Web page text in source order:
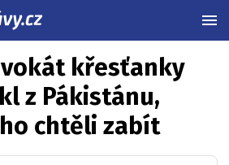
křesťanky
z Pákistánu,
chtěli zabít